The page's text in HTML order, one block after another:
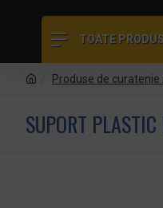
TOATE
Produse de
SUPORT